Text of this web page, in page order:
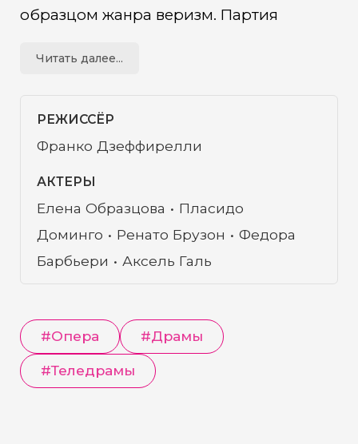
образцом жанра веризм. Партия
репертуаре Пласидо Доминго, и он
музыкальной страстью. Молодой
сицилийский крестьянин Туридду опять
невесте Лоле, которая вышла замуж за
другого. Его нынешняя подруга,
молодая крестьянка Сантуцца, отчаянно
пытается вернуть себе любимого. Но
Потом она сожалеет об этом, но уже
поздно — муж Лолы вызвал Туридду на
смертельный поединок... Франко
Читать далее...
РЕЖИССЁР
Франко Дзеффирелли
АКТЕРЫ
Елена Образцова
Пласидо
Доминго
Ренато Брузон
Федора
Барбьери
Аксель Галь
#Опера #Драмы
#Теледрамы